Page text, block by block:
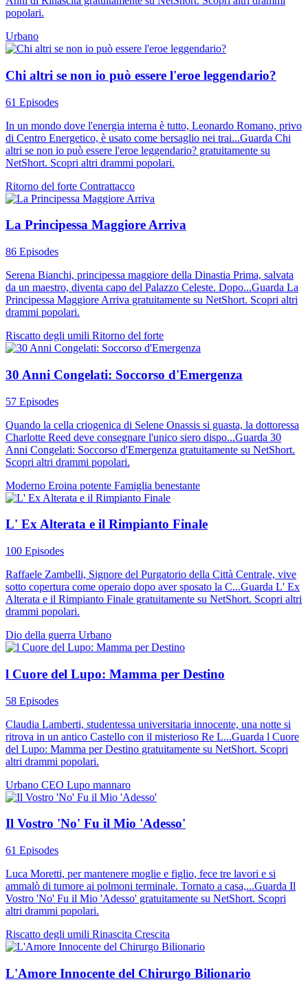
popolari.
Urbano
Chi altri se non io può essere l'eroe leggendario?
61 Episodes
In un mondo dove l'energia interna è tutto, Leonardo Romano, privo
di Centro Energetico, è usato come bersaglio nei trai...Guarda Chi
altri se non io può essere l'eroe leggendario? gratuitamente su
NetShort. Scopri altri drammi popolari.
Ritorno del forte Contrattacco
La Principessa Maggiore Arriva
86 Episodes
Serena Bianchi, principessa maggiore della Dinastia Prima, salvata
da un maestro, diventa capo del Palazzo Celeste. Dopo...Guarda La
Principessa Maggiore Arriva gratuitamente su NetShort. Scopri altri
drammi popolari.
Riscatto degli umili Ritorno del forte
30 Anni Congelati: Soccorso d'Emergenza
57 Episodes
Quando la cella criogenica di Selene Onassis si guasta, la dottoressa
Charlotte Reed deve consegnare l'unico siero dispo...Guarda 30
Anni Congelati: Soccorso d'Emergenza gratuitamente su NetShort.
Scopri altri drammi popolari.
Moderno Eroina potente Famiglia benestante
L' Ex Alterata e il Rimpianto Finale
100 Episodes
Raffaele Zambelli, Signore del Purgatorio della Città Centrale, vive
sotto copertura come operaio dopo aver sposato la C...Guarda L' Ex
Alterata e il Rimpianto Finale gratuitamente su NetShort. Scopri altri
drammi popolari.
Dio della guerra Urbano
l Cuore del Lupo: Mamma per Destino
58 Episodes
Claudia Lamberti, studentessa universitaria innocente, una notte si
ritrova in un antico Castello con il misterioso Re L...Guarda l Cuore
del Lupo: Mamma per Destino gratuitamente su NetShort. Scopri
altri drammi popolari.
Urbano CEO Lupo mannaro
Il Vostro 'No' Fu il Mio 'Adesso'
61 Episodes
Luca Moretti, per mantenere moglie e figlio, fece tre lavori e si
ammalò di tumore ai polmoni terminale. Tornato a casa,...Guarda Il
Vostro 'No' Fu il Mio 'Adesso' gratuitamente su NetShort. Scopri
altri drammi popolari.
Riscatto degli umili Rinascita Crescita
L'Amore Innocente del Chirurgo Bilionario